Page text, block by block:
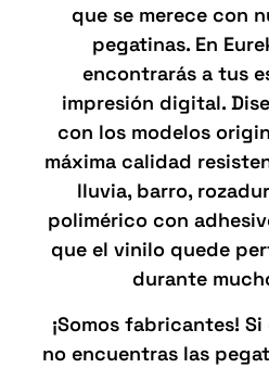
que se merece con
pegatinas. En
encontrarás a tus
impresión digital.
con los modelos
máxima calidad
lluvia, barro,
polimérico con
que el vinilo quede
durante
¡Somos fabricantes!
no encuentras las